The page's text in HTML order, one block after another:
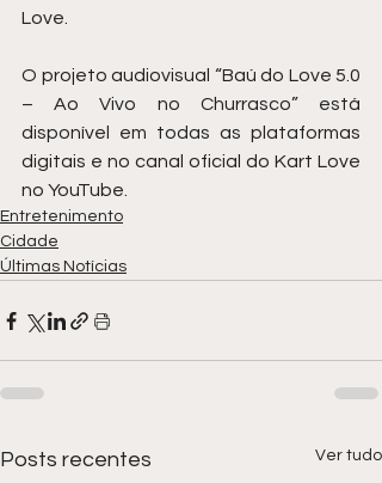
Love.
O projeto audiovisual “Baú do Love 5.0
– Ao Vivo no Churrasco” está
disponível em todas as plataformas
digitais e no canal oficial do Kart Love
no YouTube.
Entretenimento
Cidade
Últimas Notícias
Posts recentes Ver tudo